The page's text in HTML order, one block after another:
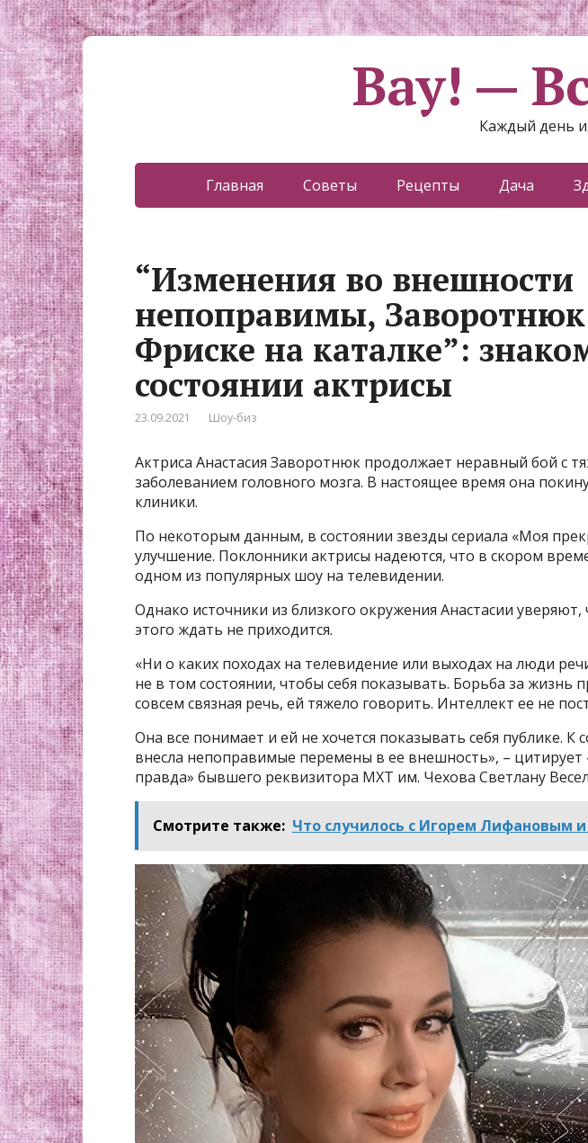
Вау! —
Каждый день
Главная Советы Рецепты Дача
“Изменения во внешности
непоправимы,
Фриске на каталке”:
состоянии актрисы
23.09.2021 Шоу-биз
Актриса Анастасия Заворотнюк продолжает неравный бой с
заболеванием головного мозга. В настоящее время она
клиники.
По некоторым данным, в состоянии звезды сериала «Моя
улучшение. Поклонники актрисы надеются, что в скором
одном из популярных шоу на телевидении.
Однако источники из близкого окружения Анастасии
этого ждать не приходится.
«Ни о каких походах на телевидение или выходах на люди
не в том состоянии, чтобы себя показывать. Борьба за жизнь
совсем связная речь, ей тяжело говорить. Интеллект ее не
Она все понимает и ей не хочется показывать себя публике. К
внесла непоправимые перемены в ее внешность», – цитирует
правда» бывшего реквизитора МХТ им. Чехова Светлану
Смотрите также: Что случилось с Игорем Лифановым и